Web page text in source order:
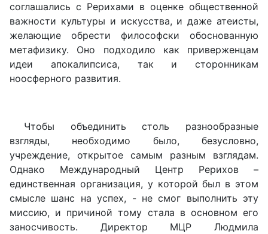
соглашались с Рерихами в оценке общественной
важности культуры и искусства, и даже атеисты,
желающие обрести философски обоснованную
метафизику. Оно подходило как приверженцам
идеи апокалипсиса, так и сторонникам
ноосферного развития.
Чтобы объединить столь разнообразные
взгляды, необходимо было, безусловно,
учреждение, открытое самым разным взглядам.
Однако Международный Центр Рерихов –
единственная организация, у которой был в этом
смысле шанс на успех, - не смог выполнить эту
миссию, и причиной тому стала в основном его
заносчивость. Директор МЦР Людмила